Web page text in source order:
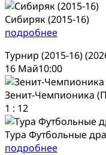
Сибиряк (2015-16)
подробнее
Турнир (2015-16)
16 Май10:00
Зенит-Чемпионика
1 : 12
Тура Футбольные
подробнее